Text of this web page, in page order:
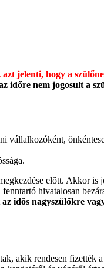
azt jelenti, hogy a
időre nem jogosult a
vállalkozóként,
előtt. Akkor
hivatalosan
idős nagyszülőkre
akik rendesen